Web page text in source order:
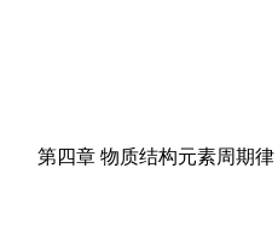
第四章 物质结构元素周期律